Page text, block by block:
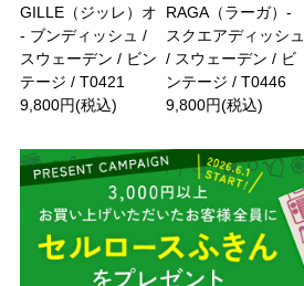
GILLE（ジッレ）オ
- ブンディッシュ /
スウェーデン / ビン
テージ / T0421
9,800円(税込)
RAGA（ラーガ）-
スクエアディッシュ
/ スウェーデン / ビ
ンテージ / T0446
9,800円(税込)